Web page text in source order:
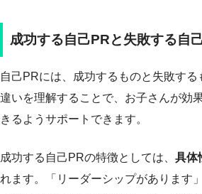
成功する自己PRと失敗する自
自己PRには、成功するものと失敗す
違いを理解することで、お子さんが効
きるようサポートできます。
成功する自己PRの特徴としては、 具体
れます。「リーダーシップがあります